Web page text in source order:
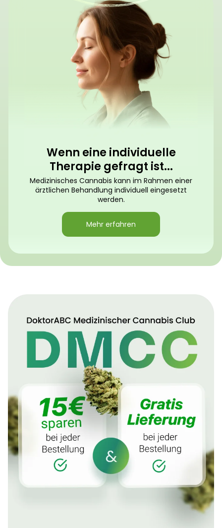
Wenn eine individuelle
Therapie gefragt ist...
Medizinisches Cannabis kann im Rahmen einer
ärztlichen Behandlung individuell eingesetzt
werden.
Mehr erfahren